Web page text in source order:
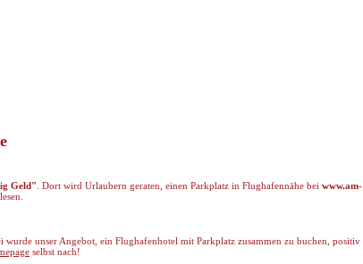
Geld" . Dort wird Urlaubern geraten, einen Parkplatz in Flughafennähe bei www.am-
unser Angebot, ein Flughafenhotel mit Parkplatz zusammen zu buchen, positiv
selbst nach!